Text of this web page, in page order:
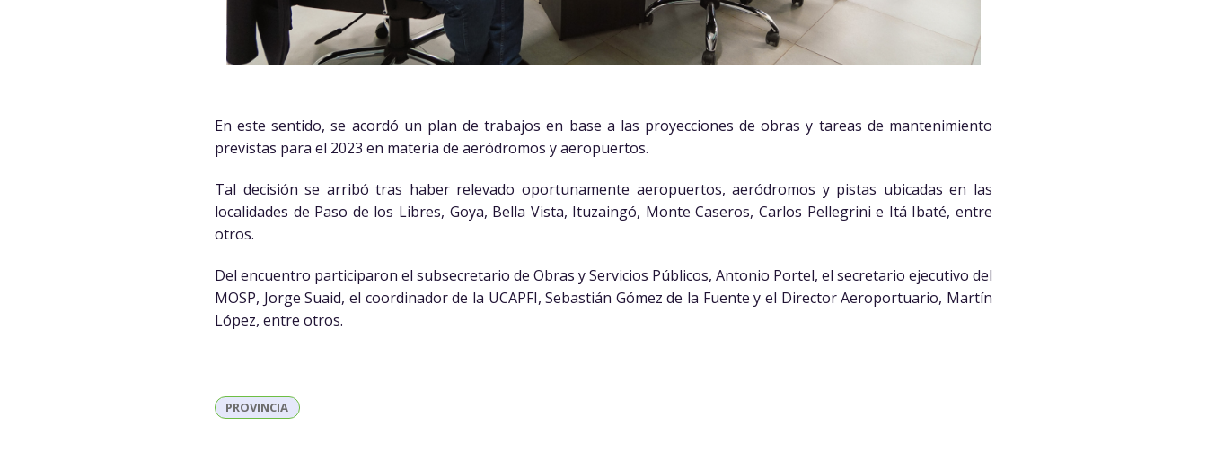
En este sentido, se acordó un plan de trabajos en base a las proyecciones de obras y tareas de mantenimiento
previstas para el 2023 en materia de aeródromos y aeropuertos.
Tal decisión se arribó tras haber relevado oportunamente aeropuertos, aeródromos y pistas ubicadas en las
localidades de Paso de los Libres, Goya, Bella Vista, Ituzaingó, Monte Caseros, Carlos Pellegrini e Itá Ibaté, entre
otros.
Del encuentro participaron el subsecretario de Obras y Servicios Públicos, Antonio Portel, el secretario ejecutivo del
MOSP, Jorge Suaid, el coordinador de la UCAPFI, Sebastián Gómez de la Fuente y el Director Aeroportuario, Martín
López, entre otros.
PROVINCIA